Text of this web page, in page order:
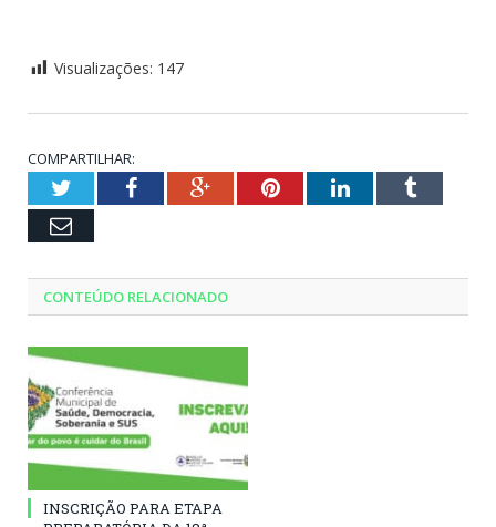
Visualizações: 147
COMPARTILHAR:
TwitterFacebookGoogle+PinterestLinkedInTumblr
Email
CONTEÚDO RELACIONADO
INSCRIÇÃO PARA ETAPA